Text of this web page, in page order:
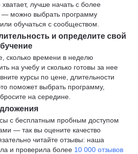
лучше начать с более
— можно выбрать программу
обучаться с сообществом.
и определите свой
сколько времени в неделю
на учебу и сколько готовы за нее
курсы по цене, длительности
поможет выбрать программу,
на середине.
с бесплатным пробным доступом
— так вы оцените качество
читайте отзывы: наша
и проверила более 10 000 отзывов